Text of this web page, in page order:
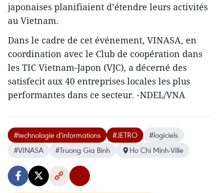
japonaises planifiaient d’étendre leurs activités
au Vietnam.
Dans le cadre de cet événement, VINASA, en
coordination avec le Club de coopération dans
les TIC Vietnam-Japon (VJC), a décerné des
satisfecit aux 40 entreprises locales les plus
performantes ​dans ​ce secteur. -NDEL/VNA
#technologie d'informations #JETRO
#logiciels
#VINASA
#Truong Gia Binh Ho Chi Minh-Ville